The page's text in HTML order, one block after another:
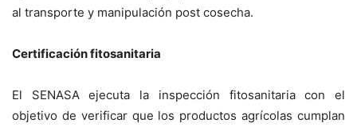
al transporte y manipulación post cosecha.
Certificación fitosanitaria
El SENASA ejecuta la inspección fitosanitaria con el
objetivo de verificar que los productos agrícolas cumplan